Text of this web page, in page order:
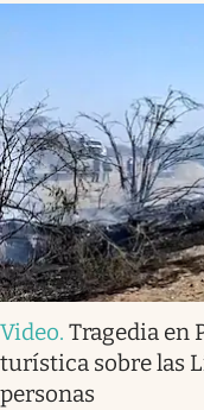
Video. Tragedia en
turística sobre las
personas